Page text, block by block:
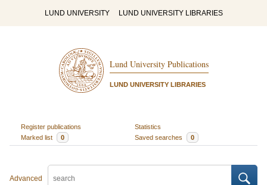
LUND UNIVERSITY LUND UNIVERSITY LIBRARIES
Lund University Publications
LUND UNIVERSITY LIBRARIES
Register publications
Statistics
Marked list
0 Saved searches 0
Advanced